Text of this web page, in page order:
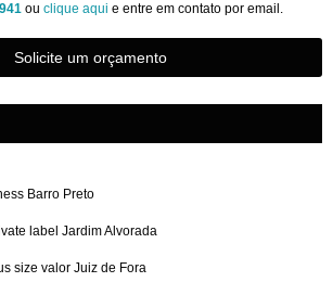
ou clique aqui e entre em contato por email.
Solicite um orçamento
Barro Preto
label Jardim Alvorada
size valor Juiz de Fora